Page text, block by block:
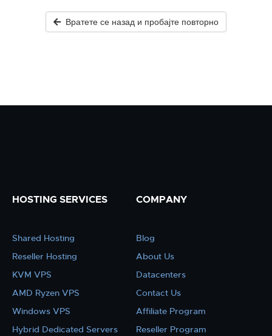
Вратете се назад и пробајте повторно
HOSTING SERVICES
Shared Hosting
Reseller Hosting
KVM VPS
AMD Ryzen VPS
Windows VPS
Hybrid Dedicated Servers
COMPANY
Blog
About Us
Datacenters
Contact Us
Affiliate Program
Reseller Program